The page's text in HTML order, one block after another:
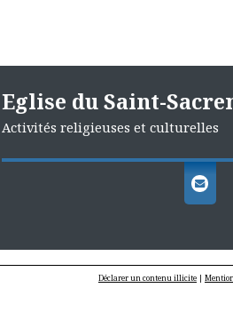
Eglise du Saint-
Activités religieuses et culturelles
Déclarer un contenu illicite |